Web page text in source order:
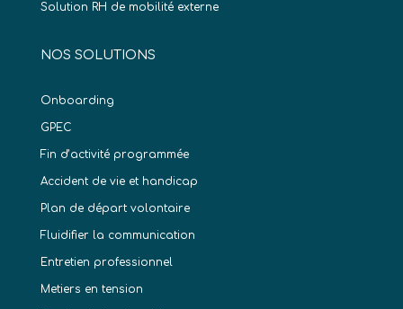
Solution RH de mobilité externe
NOS SOLUTIONS
Onboarding
GPEC
Fin d’activité programmée
Accident de vie et handicap
Plan de départ volontaire
Fluidifier la communication
Entretien professionnel
Metiers en tension